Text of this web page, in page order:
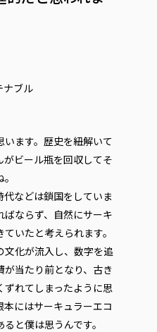
ます。歴史を紐解いて
ビール瓶を回収してそ
などは鎖国をしていま
ばならず、自然にサーキ
いたと考えられます。
文化が流入し、数字を追
当たり前となり、古き
ずれてしまったように思
にはサーキュラーエコ
と僕は思うんです。